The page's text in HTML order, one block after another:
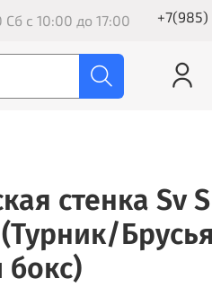
с 10:00 до 17:00
стенка Sv